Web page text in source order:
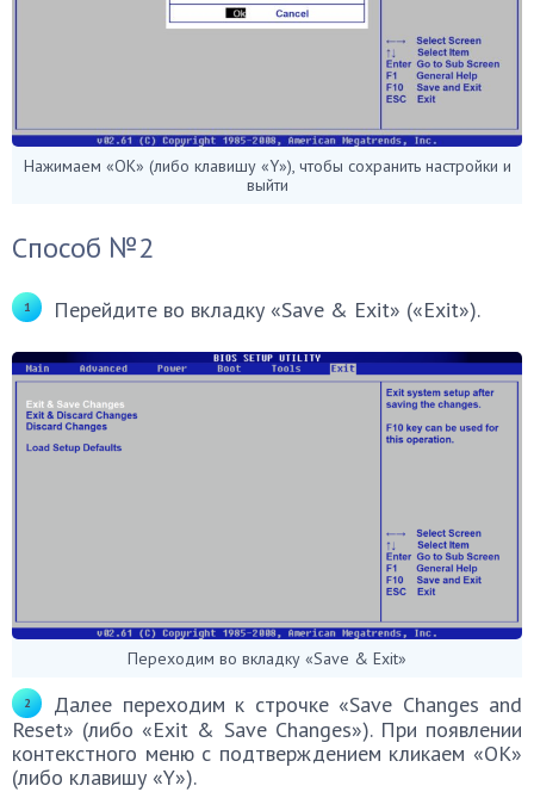
Нажимаем «OK» (либо клавишу «Y»), чтобы сохранить настройки и
выйти
Способ №2
Перейдите во вкладку «Save & Exit» («Exit»).
Переходим во вкладку «Save & Exit»
Далее переходим к строчке «Save Changes and
Reset» (либо «Exit & Save Changes»). При появлении
контекстного меню с подтверждением кликаем «ОК»
(либо клавишу «Y»).